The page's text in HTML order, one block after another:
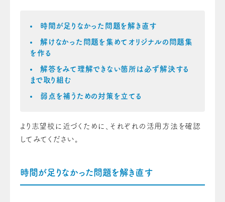
時間が足りなかった問題を解き直す
解けなかった問題を集めてオリジナルの問題集
を作る
解答をみて理解できない箇所は必ず解決する
まで取り組む
弱点を補うための対策を立てる
より志望校に近づくために、それぞれの活用方法を確認
してみてください。
時間が足りなかった問題を解き直す